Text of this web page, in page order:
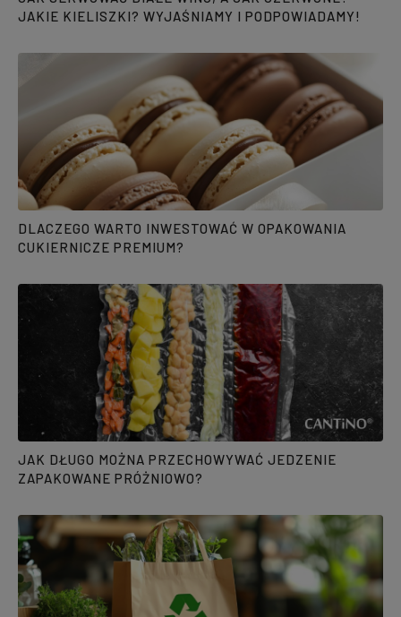
JAKIE KIELISZKI? WYJAŚNIAMY I PODPOWIADAMY!
DLACZEGO WARTO INWESTOWAĆ W OPAKOWANIA
CUKIERNICZE PREMIUM?
JAK DŁUGO MOŻNA PRZECHOWYWAĆ JEDZENIE
ZAPAKOWANE PRÓŻNIOWO?